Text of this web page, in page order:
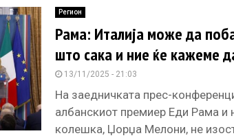
Регион
Рама: Италија може да
што сака и ние ќе кажеме
13/11/2025 - 21:03
На заедничката прес-
албанскиот премиер Еди Рама и
колешка, Џорџа Мелони, не